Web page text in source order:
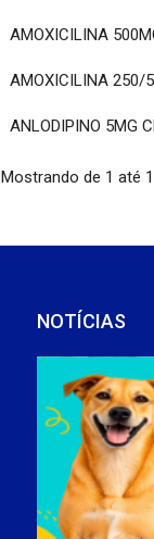
AMOXICILINA
AMOXICILINA 250/
ANLODIPINO 5MG
Mostrando de 1 até
NOTÍCIAS